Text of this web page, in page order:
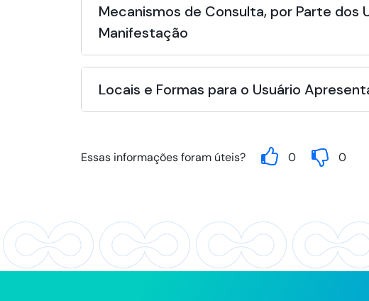
Mecanismos de Consulta, por Parte
Manifestação
Locais e Formas para o Usuário
Essas informações foram úteis? 0 0